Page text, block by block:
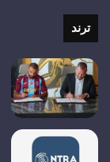
ترند